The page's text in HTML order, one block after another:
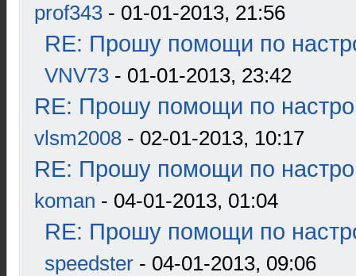
prof343 - 01-01-2013, 21:56
RE: Прошу помощи по
VNV73 - 01-01-2013, 23:42
RE: Прошу помощи по
vlsm2008 - 02-01-2013, 10:17
RE: Прошу помощи по
koman - 04-01-2013, 01:04
RE: Прошу помощи по
speedster - 04-01-2013, 09:06